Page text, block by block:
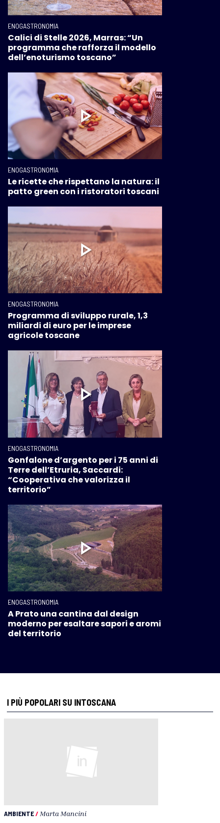
ENOGASTRONOMIA
Calici di Stelle 2026, Marras: “Un
programma che rafforza il modello
dell’enoturismo toscano”
ENOGASTRONOMIA
Le ricette che rispettano la natura: il
patto green con i ristoratori toscani
ENOGASTRONOMIA
Programma di sviluppo rurale, 1,3
miliardi di euro per le imprese
agricole toscane
ENOGASTRONOMIA
Gonfalone d’argento per i 75 anni di
Terre dell’Etruria, Saccardi:
“Cooperativa che valorizza il
territorio”
ENOGASTRONOMIA
A Prato una cantina dal design
moderno per esaltare sapori e aromi
del territorio
I PIÙ POPOLARI SU INTOSCANA
AMBIENTE/Marta Mancini